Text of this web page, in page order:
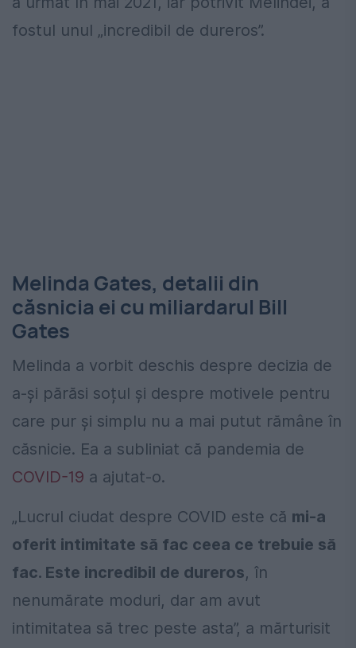
fostul unul „incredibil de dureros”.
Melinda Gates, detalii din
căsnicia ei cu miliardarul Bill
Gates
Melinda a vorbit deschis despre decizia de
a-și părăsi soțul și despre motivele pentru
care pur și simplu nu a mai putut rămâne în
căsnicie. Ea a subliniat că pandemia de
COVID-19 a ajutat-o.
„Lucrul ciudat despre COVID este că mi-a
oferit intimitate să fac ceea ce trebuie să
fac. Este incredibil de dureros, în
nenumărate moduri, dar am avut
intimitatea să trec peste asta”, a mărturisit